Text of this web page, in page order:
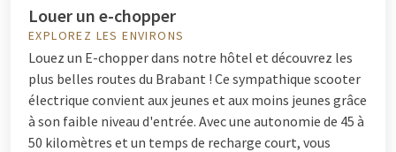
Louer un e-chopper
EXPLOREZ LES ENVIRONS
Louez un E-chopper dans notre hôtel et découvrez les
plus belles routes du Brabant ! Ce sympathique scooter
électrique convient aux jeunes et aux moins jeunes grâce
à son faible niveau d'entrée. Avec une autonomie de 45 à
50 kilomètres et un temps de recharge court, vous